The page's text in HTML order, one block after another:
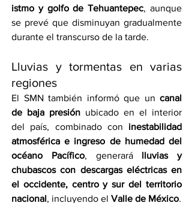
istmo y golfo de Tehuantepec, aunque
se prevé que disminuyan gradualmente
durante el transcurso de la tarde.
Lluvias y tormentas en varias
regiones
El SMN también informó que un canal
de baja presión ubicado en el interior
del país, combinado con inestabilidad
atmosférica e ingreso de humedad del
océano Pacífico, generará lluvias y
chubascos con descargas eléctricas en
el occidente, centro y sur del territorio
nacional, incluyendo el Valle de México.